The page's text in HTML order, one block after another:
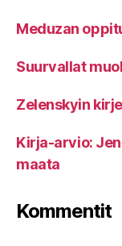
Meduzan
Suurvallat
Zelenskyin
Kirja-arvio:
maata
Kommentit